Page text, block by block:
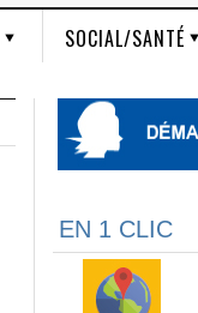
SOCIAL/SANTÉ
EN 1 CLIC